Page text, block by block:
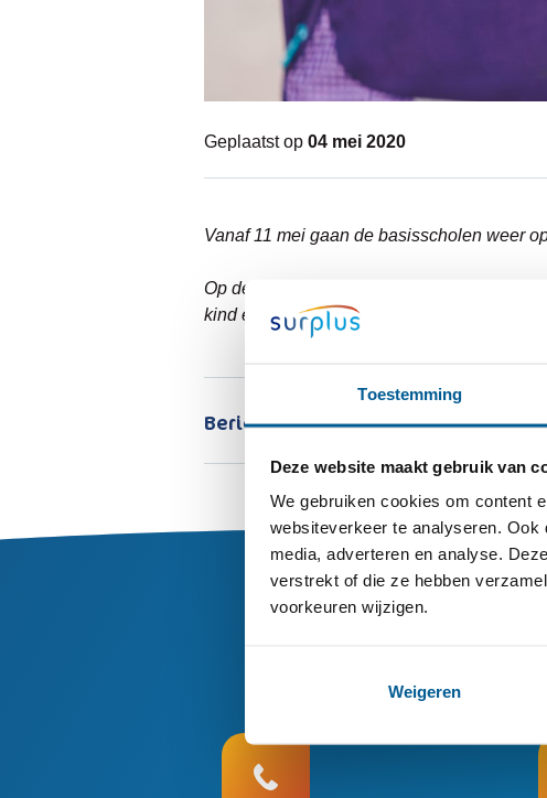
Toestemming
Deze website maakt gebruik van
We gebruiken cookies om content
websiteverkeer te analyseren.
media, adverteren en analyse.
verstrekt of die ze hebben
voorkeuren wijzigen.
Weigeren
Geplaatst op 04 mei 2020
Vanaf 11 mei gaan de basisscholen weer
Op de website van het Nederlands
kind er goed op kunt voorbereiden.
Bericht delen: